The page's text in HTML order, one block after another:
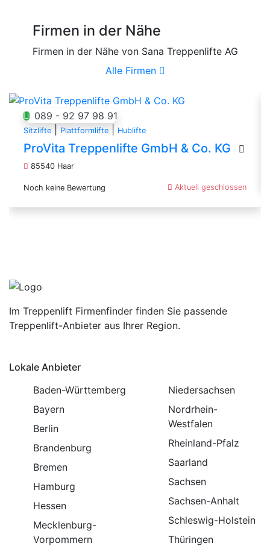
Firmen in der Nähe
Firmen in der Nähe von Sana Treppenlifte AG
Alle Firmen
089 - 92 97 98 91
Sitzlifte Plattformlifte Hublifte
ProVita Treppenlifte GmbH & Co. KG
85540 Haar
Noch keine Bewertung Aktuell geschlossen
Im Treppenlift Firmenfinder finden Sie passende
Treppenlift-Anbieter aus Ihrer Region.
Lokale Anbieter
Baden-Württemberg
Bayern
Berlin
Brandenburg
Bremen
Hamburg
Hessen
Mecklenburg-
Vorpommern
Niedersachsen
Nordrhein-
Westfalen
Rheinland-Pfalz
Saarland
Sachsen
Sachsen-Anhalt
Schleswig-Holstein
Thüringen